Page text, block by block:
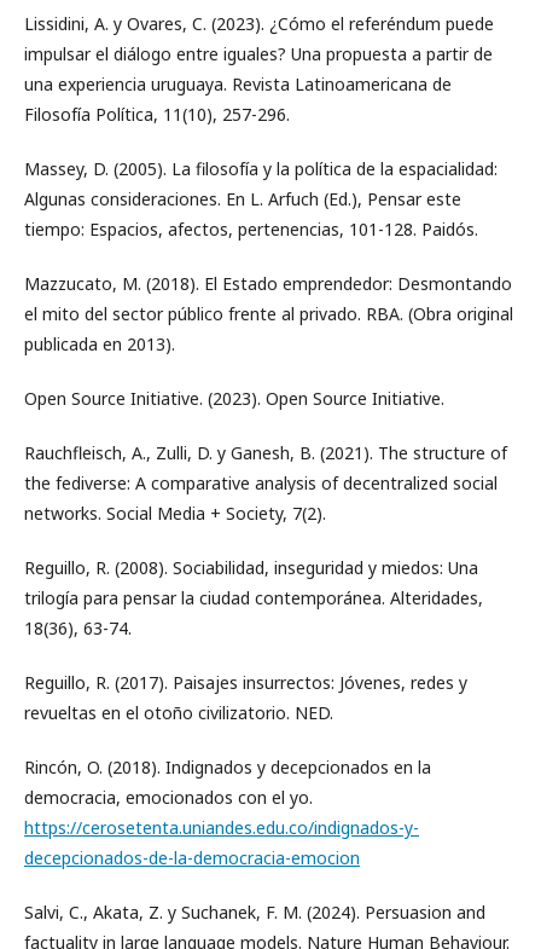
Lissidini, A. y Ovares, C. (2023). ¿Cómo el referéndum puede
impulsar el diálogo entre iguales? Una propuesta a partir de
una experiencia uruguaya. Revista Latinoamericana de
Filosofía Política, 11(10), 257-296.
Massey, D. (2005). La filosofía y la política de la espacialidad:
Algunas consideraciones. En L. Arfuch (Ed.), Pensar este
tiempo: Espacios, afectos, pertenencias, 101-128. Paidós.
Mazzucato, M. (2018). El Estado emprendedor: Desmontando
el mito del sector público frente al privado. RBA. (Obra original
publicada en 2013).
Open Source Initiative. (2023). Open Source Initiative.
Rauchfleisch, A., Zulli, D. y Ganesh, B. (2021). The structure of
the fediverse: A comparative analysis of decentralized social
networks. Social Media + Society, 7(2).
Reguillo, R. (2008). Sociabilidad, inseguridad y miedos: Una
trilogía para pensar la ciudad contemporánea. Alteridades,
18(36), 63-74.
Reguillo, R. (2017). Paisajes insurrectos: Jóvenes, redes y
revueltas en el otoño civilizatorio. NED.
Rincón, O. (2018). Indignados y decepcionados en la
democracia, emocionados con el yo.
https://cerosetenta.uniandes.edu.co/indignados-y-
decepcionados-de-la-democracia-emocion
Salvi, C., Akata, Z. y Suchanek, F. M. (2024). Persuasion and
factuality in large language models. Nature Human Behaviour.